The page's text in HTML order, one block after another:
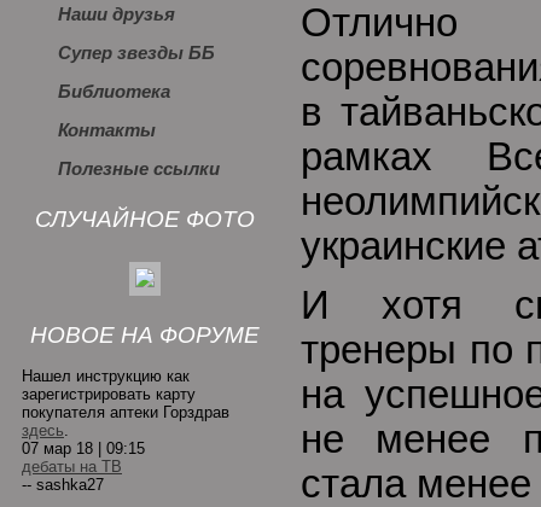
Наши друзья
Супер звезды ББ
Библиотека
Контакты
Полезные ссылки
СЛУЧАЙНОЕ ФОТО
НОВОЕ НА ФОРУМЕ
Нашел инструкцию как
зарегистрировать карту
покупателя аптеки Горздрав
здесь.
07 мар 18 | 09:15
дебаты на ТВ
-- sashka27
Отлично
в
рамках
украинские
И хотя
тренеры по
на
не менее
стала